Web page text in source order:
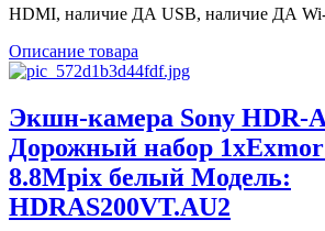
HDMI, наличие ДА USB, наличие ДА
Описание товара
Экшн-камера Sony HDR-
Дорожный набор
8.8Mpix белый Модель:
HDRAS200VT.AU2